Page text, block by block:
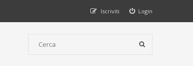
Login
Iscriviti